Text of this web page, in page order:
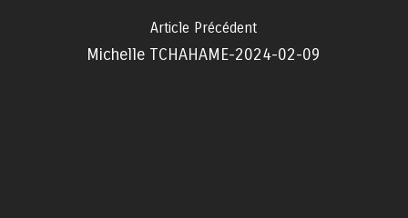
Article Précédent
Michelle TCHAHAME-2024-02-09